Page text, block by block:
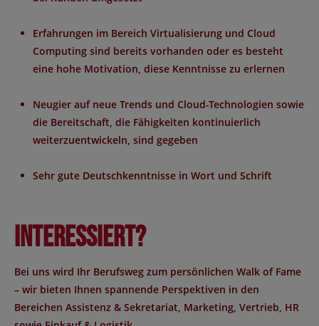
Erfahrungen im Bereich Virtualisierung und Cloud
Computing sind bereits vorhanden oder es besteht
eine hohe Motivation, diese Kenntnisse zu erlernen
Neugier auf neue Trends und Cloud-Technologien sowie
die Bereitschaft, die Fähigkeiten kontinuierlich
weiterzuentwickeln, sind gegeben
Sehr gute Deutschkenntnisse in Wort und Schrift
Interessiert?
Bei uns wird Ihr Berufsweg zum persönlichen Walk of Fame
– wir bieten Ihnen spannende Perspektiven in den
Bereichen Assistenz & Sekretariat, Marketing, Vertrieb, HR